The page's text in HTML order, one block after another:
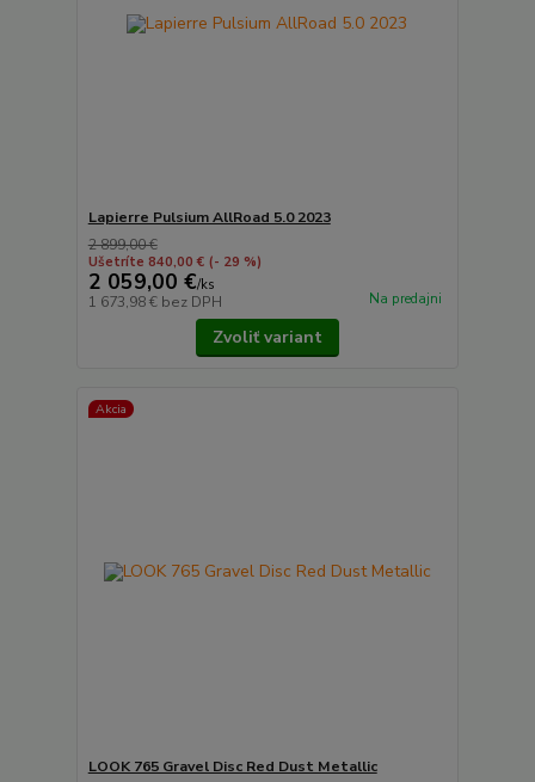
Lapierre Pulsium AllRoad 5.0 2023
2 899,00 €
Ušetríte 840,00 € (- 29 %)
2 059,00 €/ks
1 673,98 € bez DPH Na predajni
Zvoliť variant
Akcia
LOOK 765 Gravel Disc Red Dust Metallic